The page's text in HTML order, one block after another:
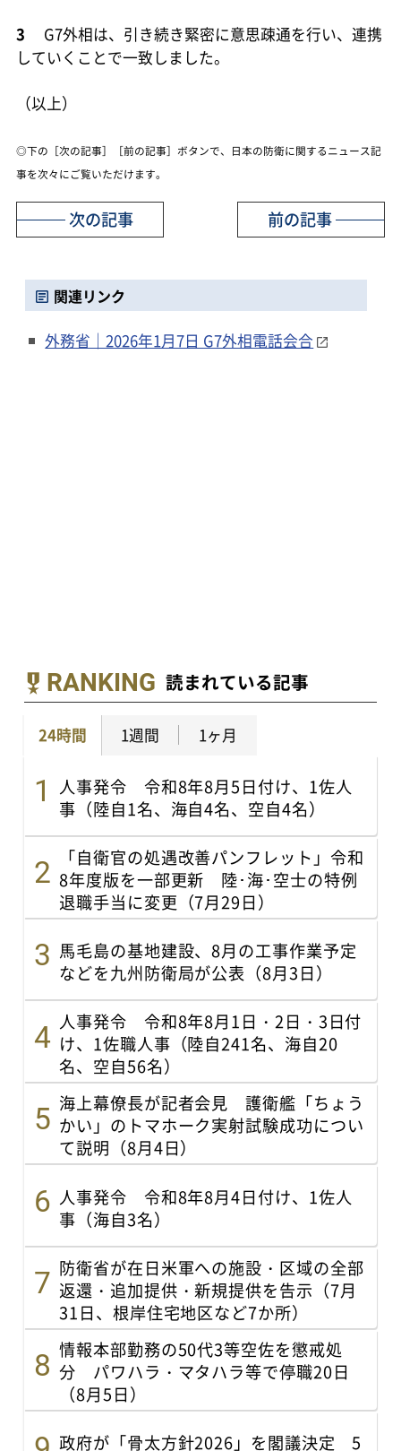
3 G7外相は、引き続き緊密に意思疎通を行い、連携
していくことで一致しました。
（以上）
◎下の［次の記事］［前の記事］ボタンで、日本の防衛に関するニュース記
事を次々にご覧いただけます。
前の記事
次の記事
関連リンク
外務省｜2026年1月7日 G7外相電話会合
RANKING 読まれている記事
24時間 1週間 1ヶ月
人事発令 令和8年8月5日付け、1佐人
事（陸自1名、海自4名、空自4名）
「自衛官の処遇改善パンフレット」令和
8年度版を一部更新 陸･海･空士の特例
退職手当に変更（7月29日）
馬毛島の基地建設、8月の工事作業予定
などを九州防衛局が公表（8月3日）
人事発令 令和8年8月1日・2日・3日付
け、1佐職人事（陸自241名、海自20
名、空自56名）
海上幕僚長が記者会見 護衛艦「ちょう
かい」のトマホーク実射試験成功につい
て説明（8月4日）
人事発令 令和8年8月4日付け、1佐人
事（海自3名）
防衛省が在日米軍への施設・区域の全部
返還・追加提供・新規提供を告示（7月
31日、根岸住宅地区など7か所）
情報本部勤務の50代3等空佐を懲戒処
分 パワハラ・マタハラ等で停職20日
（8月5日）
政府が「骨太方針2026」を閣議決定 5